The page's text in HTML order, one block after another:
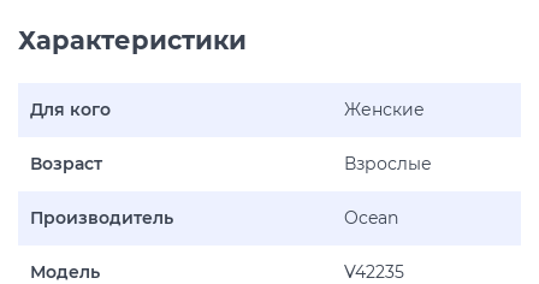
Характеристики
Для кого Женские
Возраст Взрослые
Производитель Ocean
Модель V42235